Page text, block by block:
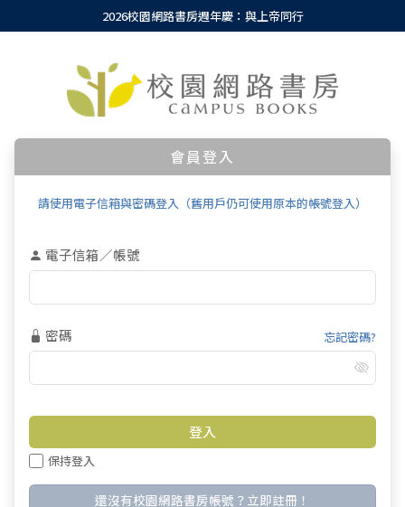
2026校園網路書房週年慶：與上帝同行
會員登入
請使用電子信箱與密碼登入（舊用戶仍可使用原本的帳號登入）
電子信箱／帳號
密碼 忘記密碼?
保持登入
還沒有校園網路書房帳號？立即註冊！